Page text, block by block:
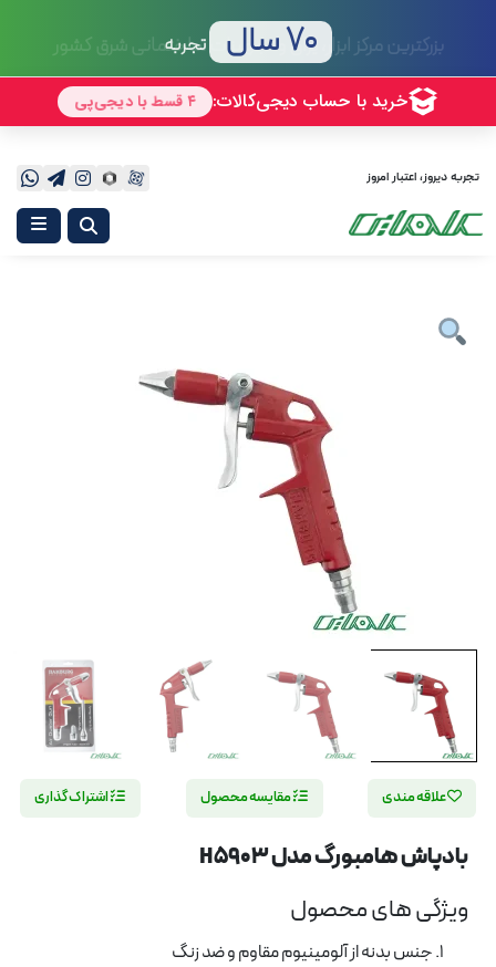
70 سال تجربه
تجربه دیروز، اعتبار امروز
علاقه مندی مقایسه محصول اشتراک گذاری
بادپاش هامبورگ مدل H5903
ویژگی های محصول
جنس بدنه از آلومینیوم مقاوم و ضد زنگ